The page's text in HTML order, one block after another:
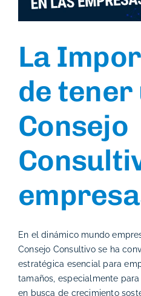
para
los
La
de tener
Consejo
En el dinámico mundo
Consejo Consultivo se ha
estratégica esencial para
tamaños, especialmente
en busca de crecimiento